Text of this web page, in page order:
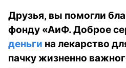
Друзья, вы помогли
фонду «АиФ. Доброе
деньги на лекарство
пачку жизненно